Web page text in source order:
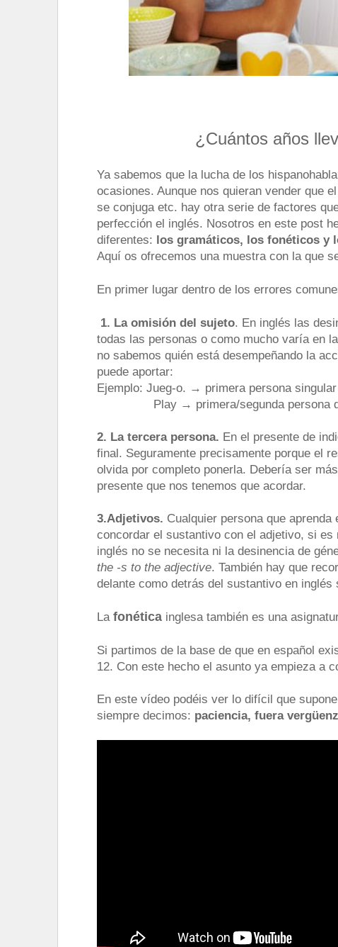
¿Cuántos años
Ya sabemos que la lucha de los
ocasiones. Aunque nos quieran vender que
se conjuga etc. hay otra serie de factores
perfección el inglés. Nosotros en este post
diferentes: los gramáticos, los fonéticos y
Aquí os ofrecemos una muestra con la que
En primer lugar dentro de los errores
1. La omisión del sujeto. En inglés las
todas las personas o como mucho varía en
no sabemos quién está desempeñando la
puede aportar:
Ejemplo: Jueg-o. → primera persona singular
Play → primera/segunda persona del
2. La tercera persona. En el presente de
final. Seguramente precisamente porque el
olvida por completo ponerla. Debería ser
presente que nos tenemos que acordar.
3.Adjetivos. Cualquier persona que
concordar el sustantivo con el adjetivo, si
inglés no se necesita ni la desinencia de
the -s to the adjective. También hay que
delante como detrás del sustantivo en inglés
La fonética inglesa también es una
Si partimos de la base de que en español
12. Con este hecho el asunto ya empieza a
En este vídeo podéis ver lo difícil que
siempre decimos: paciencia, fuera